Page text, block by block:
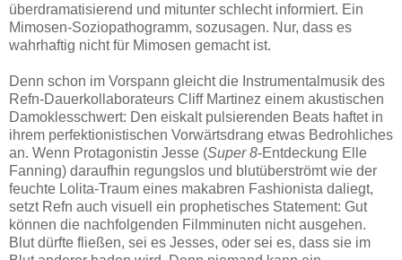
überdramatisierend und mitunter schlecht informiert. Ein
Mimosen-Soziopathogramm, sozusagen. Nur, dass es
wahrhaftig nicht für Mimosen gemacht ist.
Denn schon im Vorspann gleicht die Instrumentalmusik des
Refn-Dauerkollaborateurs Cliff Martinez einem akustischen
Damoklesschwert: Den eiskalt pulsierenden Beats haftet in
ihrem perfektionistischen Vorwärtsdrang etwas Bedrohliches
an. Wenn Protagonistin Jesse (Super 8-Entdeckung Elle
Fanning) daraufhin regungslos und blutüberströmt wie der
feuchte Lolita-Traum eines makabren Fashionista daliegt,
setzt Refn auch visuell ein prophetisches Statement: Gut
können die nachfolgenden Filmminuten nicht ausgehen.
Blut dürfte fließen, sei es Jesses, oder sei es, dass sie im